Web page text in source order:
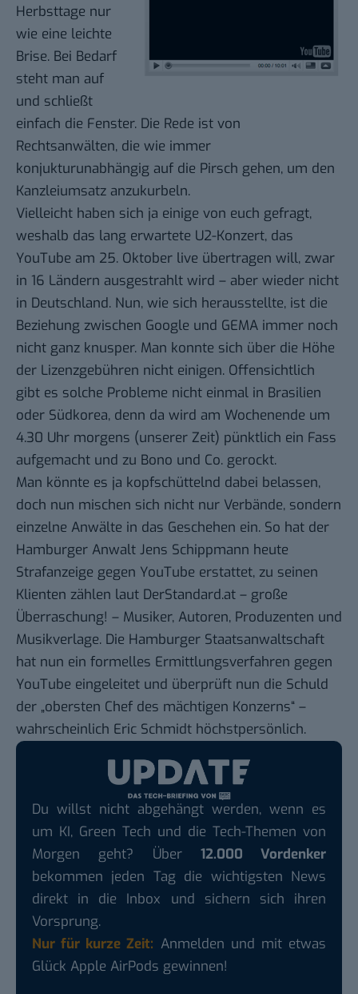
Herbsttage nur
wie eine leichte
Brise. Bei Bedarf
steht man auf
und schließt
einfach die Fenster. Die Rede ist von
Rechtsanwälten, die wie immer
konjukturunabhängig auf die Pirsch gehen, um den
Kanzleiumsatz anzukurbeln.
Vielleicht haben sich ja einige von euch gefragt,
weshalb das lang erwartete U2-Konzert, das
YouTube am 25. Oktober live übertragen will, zwar
in 16 Ländern ausgestrahlt wird – aber wieder nicht
in Deutschland. Nun, wie sich herausstellte, ist die
Beziehung zwischen Google und GEMA immer noch
nicht ganz knusper. Man konnte sich über die Höhe
der Lizenzgebühren nicht einigen. Offensichtlich
gibt es solche Probleme nicht einmal in Brasilien
oder Südkorea, denn da wird am Wochenende um
4.30 Uhr morgens (unserer Zeit) pünktlich ein Fass
aufgemacht und zu Bono und Co. gerockt.
Man könnte es ja kopfschüttelnd dabei belassen,
doch nun mischen sich nicht nur Verbände, sondern
einzelne Anwälte in das Geschehen ein. So hat der
Hamburger Anwalt Jens Schippmann heute
Strafanzeige gegen YouTube erstattet, zu seinen
Klienten zählen laut DerStandard.at – große
Überraschung! – Musiker, Autoren, Produzenten und
Musikverlage. Die Hamburger Staatsanwaltschaft
hat nun ein formelles Ermittlungsverfahren gegen
YouTube eingeleitet und überprüft nun die Schuld
der „obersten Chef des mächtigen Konzerns“ –
wahrscheinlich Eric Schmidt höchstpersönlich.
Du willst nicht abgehängt werden, wenn es
um KI, Green Tech und die Tech-Themen von
Morgen geht? Über 12.000 Vordenker
bekommen jeden Tag die wichtigsten News
direkt in die Inbox und sichern sich ihren
Vorsprung.
Nur für kurze Zeit: Anmelden und mit etwas
Glück Apple AirPods gewinnen!